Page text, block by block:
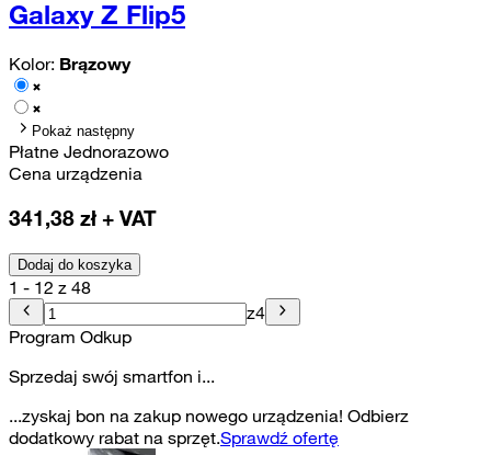
Galaxy Z Flip5
Kolor: Brązowy
Pokaż następny
Płatne Jednorazowo
Cena urządzenia
341,38 zł + VAT
Dodaj do koszyka
1 - 12 z 48
z4
Program Odkup
Sprzedaj swój smartfon i...
...zyskaj bon na zakup nowego urządzenia! Odbierz
dodatkowy rabat na sprzęt.Sprawdź ofertę